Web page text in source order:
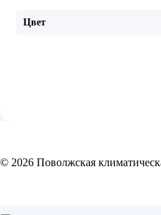
Цвет
© 2026 Поволжская